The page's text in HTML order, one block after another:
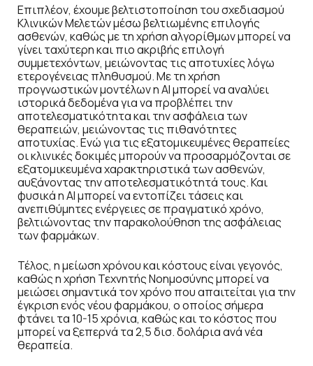
Επιπλέον, έχουμε βελτιστοποίηση του σχεδιασμού
Κλινικών Μελετών μέσω βελτιωμένης επιλογής
ασθενών, καθώς με τη χρήση αλγορίθμων μπορεί να
γίνει ταχύτερη και πιο ακριβής επιλογή
συμμετεχόντων, μειώνοντας τις αποτυχίες λόγω
ετερογένειας πληθυσμού. Με τη χρήση
προγνωστικών μοντέλων η AI μπορεί να αναλύει
ιστορικά δεδομένα για να προβλέπει την
αποτελεσματικότητα και την ασφάλεια των
θεραπειών, μειώνοντας τις πιθανότητες
αποτυχίας. Ενώ για τις εξατομικευμένες θεραπείες
οι κλινικές δοκιμές μπορούν να προσαρμόζονται σε
εξατομικευμένα χαρακτηριστικά των ασθενών,
αυξάνοντας την αποτελεσματικότητά τους. Και
φυσικά η AI μπορεί να εντοπίζει τάσεις και
ανεπιθύμητες ενέργειες σε πραγματικό χρόνο,
βελτιώνοντας την παρακολούθηση της ασφάλειας
των φαρμάκων.
Τέλος, η μείωση χρόνου και κόστους είναι γεγονός,
καθώς η χρήση Τεχνητής Νοημοσύνης μπορεί να
μειώσει σημαντικά τον χρόνο που απαιτείται για την
έγκριση ενός νέου φαρμάκου, ο οποίος σήμερα
φτάνει τα 10-15 χρόνια, καθώς και το κόστος που
μπορεί να ξεπερνά τα 2,5 δισ. δολάρια ανά νέα
θεραπεία.